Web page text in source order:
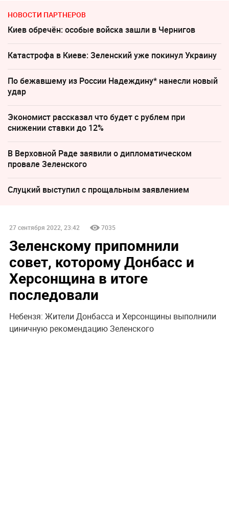
НОВОСТИ ПАРТНЕРОВ
Киев обречён: особые войска зашли в Чернигов
Катастрофа в Киеве: Зеленский уже покинул Украину
По бежавшему из России Надеждину* нанесли новый
удар
Экономист рассказал что будет с рублем при
снижении ставки до 12%
В Верховной Раде заявили о дипломатическом
провале Зеленского
Слуцкий выступил с прощальным заявлением
27 сентября 2022, 23:42 7035
Зеленскому припомнили
совет, которому Донбасс и
Херсонщина в итоге
последовали
Небензя: Жители Донбасса и Херсонщины выполнили
циничную рекомендацию Зеленского